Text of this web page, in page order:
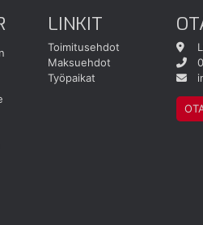
LINKIT
Toimitusehdot
Maksuehdot
Työpaikat